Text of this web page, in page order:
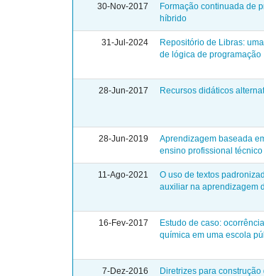
30-Nov-2017
Formação continuada de
híbrido
31-Jul-2024
Repositório de Libras:
de lógica de programação
28-Jun-2017 Recursos didáticos
28-Jun-2019
Aprendizagem baseada
ensino profissional
11-Ago-2021
O uso de textos
auxiliar na aprendizagem
16-Fev-2017
Estudo de caso:
química em uma escola
7-Dez-2016
Diretrizes para